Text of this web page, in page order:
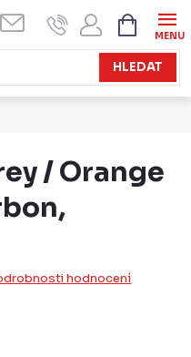
HLEDAT
KOŠÍK
/ Orange
hodnocení